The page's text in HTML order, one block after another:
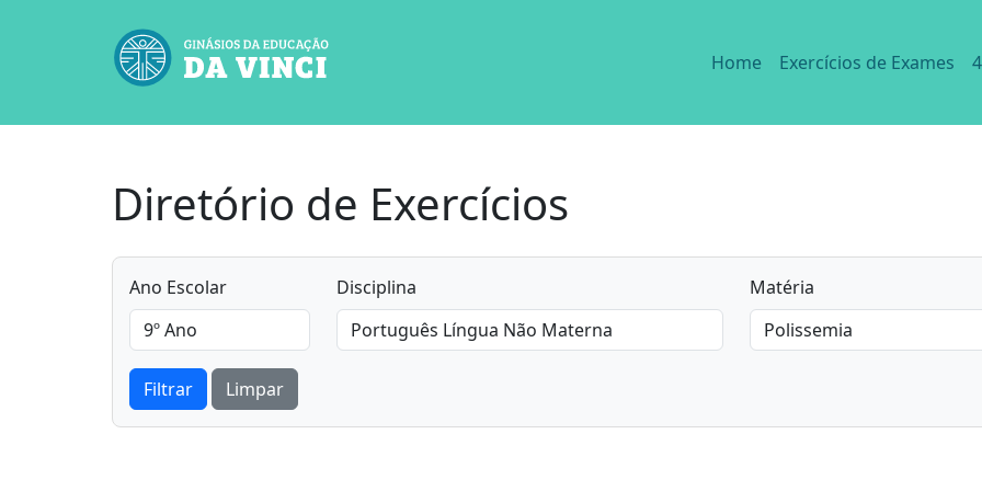
Home Exercícios de Exames
Diretório de Exercícios
Ano Escolar Disciplina Matéria
Filtrar Limpar